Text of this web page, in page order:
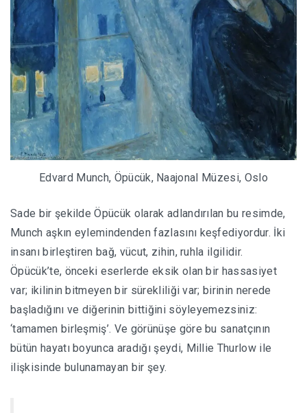
Edvard Munch, Öpücük, Naajonal Müzesi, Oslo
Sade bir şekilde Öpücük olarak adlandırılan bu resimde,
Munch aşkın eylemindenden fazlasını keşfediyordur. İki
insanı birleştiren bağ, vücut, zihin, ruhla ilgilidir.
Öpücük’te, önceki eserlerde eksik olan bir hassasiyet
var; ikilinin bitmeyen bir sürekliliği var; birinin nerede
başladığını ve diğerinin bittiğini söyleyemezsiniz:
‘tamamen birleşmiş’. Ve görünüşe göre bu sanatçının
bütün hayatı boyunca aradığı şeydi, Millie Thurlow ile
ilişkisinde bulunamayan bir şey.